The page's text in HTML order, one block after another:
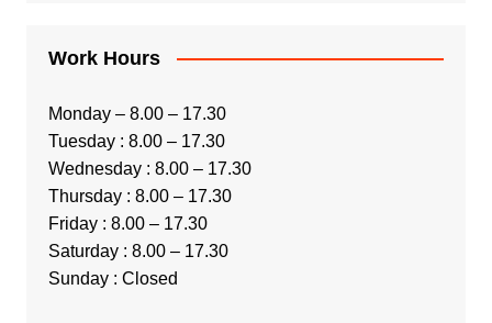
Work Hours
Monday – 8.00 – 17.30
Tuesday : 8.00 – 17.30
Wednesday : 8.00 – 17.30
Thursday : 8.00 – 17.30
Friday : 8.00 – 17.30
Saturday : 8.00 – 17.30
Sunday : Closed